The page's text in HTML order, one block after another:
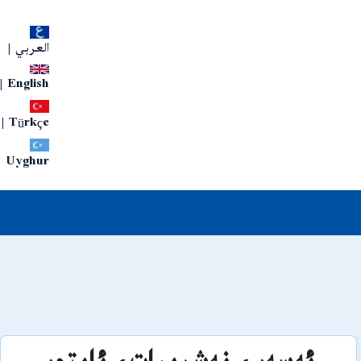
العربي |
English
|
Türkçe
|
Uyghur